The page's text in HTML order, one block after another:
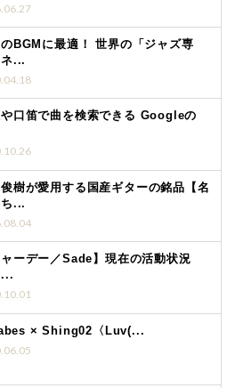
BGMに最適！ 世界の「ジャズ専
...
口笛で曲を検索できる Googleの
樹が愛用する国産ギターの銘品【名
...
ャーデー／Sade】現在の活動状況
× Shing02〈Luv(...